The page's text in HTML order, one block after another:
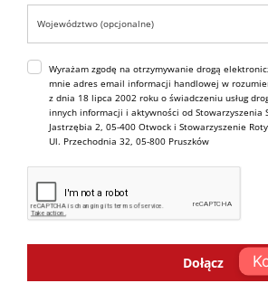
Wyrażam zgodę na otrzymywanie drogą
mnie adres email informacji handlowej w
z dnia 18 lipca 2002 roku o świadczeniu usług
innych informacji i aktywności od Stowarzyszenia
Jastrzębia 2, 05-400 Otwock i Stowarzyszenie
Ul. Przechodnia 32, 05-800 Pruszków
Dołącz